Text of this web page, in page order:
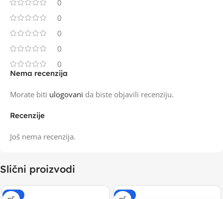
0
0
0
0
0
Recenzije
Još nema recenzija.
Nema recenzija
Morate biti ulogovani da biste objavili recenziju.
Slični proizvodi
-20% -15%